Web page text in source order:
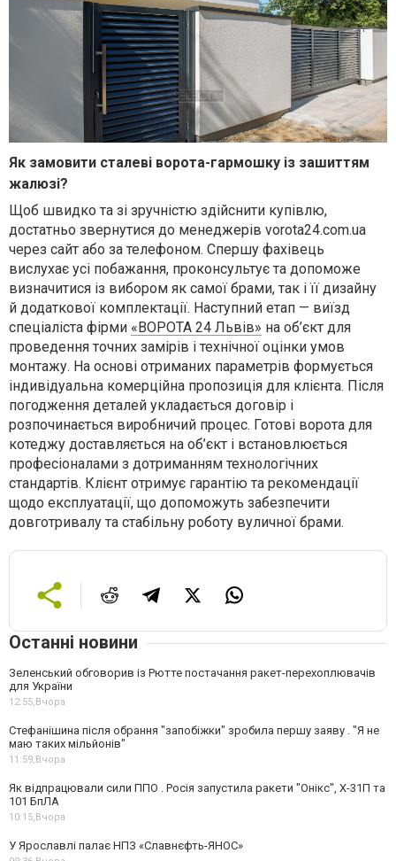
Як замовити сталеві ворота-гармошку із зашиттям
жалюзі?
Щоб швидко та зі зручністю здійснити купівлю,
достатньо звернутися до менеджерів vorota24.com.ua
через сайт або за телефоном. Спершу фахівець
вислухає усі побажання, проконсультує та допоможе
визначитися із вибором як самої брами, так і її дизайну
й додаткової комплектації. Наступний етап — виїзд
спеціаліста фірми «ВОРОТА 24 Львів» на об’єкт для
проведення точних замірів і технічної оцінки умов
монтажу. На основі отриманих параметрів формується
індивідуальна комерційна пропозиція для клієнта. Після
погодження деталей укладається договір і
розпочинається виробничий процес. Готові ворота для
котеджу доставляється на об’єкт і встановлюється
професіоналами з дотриманням технологічних
стандартів. Клієнт отримує гарантію та рекомендації
щодо експлуатації, що допоможуть забезпечити
довготривалу та стабільну роботу вуличної брами.
Останні новини
Зеленський обговорив із Рютте постачання ракет-перехоплювачів
для України
12:55, Вчора
Стефанішина після обрання "запобіжки" зробила першу заяву . "Я не
маю таких мільйонів"
11:59, Вчора
Як відпрацювали сили ППО . Росія запустила ракети "Онікс", Х-31П та
101 БпЛА
10:15, Вчора
У Ярославлі палає НПЗ «Славнєфть-ЯНОС»